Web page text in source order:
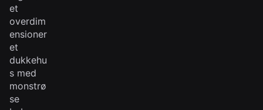
et
overdim
ensioner
et
dukkehu
s med
monstrø
se